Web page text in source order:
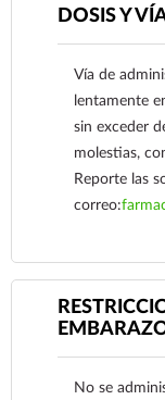
DOSIS Y
Vía de
lentamente
sin exceder
molestias,
Reporte las
correo:
No se